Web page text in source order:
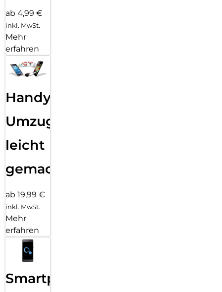
ab 4,99 €
inkl. MwSt.
Mehr
erfahren
Handy
Umzug
leicht
gemacht!
ab 19,99 €
inkl. MwSt.
Mehr
erfahren
Smartphone